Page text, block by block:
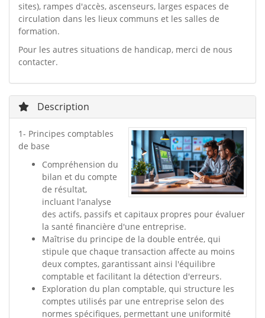
sites), rampes d'accès, ascenseurs, larges espaces de
circulation dans les lieux communs et les salles de
formation.
Pour les autres situations de handicap, merci de nous
contacter.
Description
1- Principes comptables
de base
Compréhension du
bilan et du compte
de résultat,
incluant l'analyse
des actifs, passifs et capitaux propres pour évaluer
la santé financière d'une entreprise.
Maîtrise du principe de la double entrée, qui
stipule que chaque transaction affecte au moins
deux comptes, garantissant ainsi l'équilibre
comptable et facilitant la détection d'erreurs.
Exploration du plan comptable, qui structure les
comptes utilisés par une entreprise selon des
normes spécifiques, permettant une uniformité